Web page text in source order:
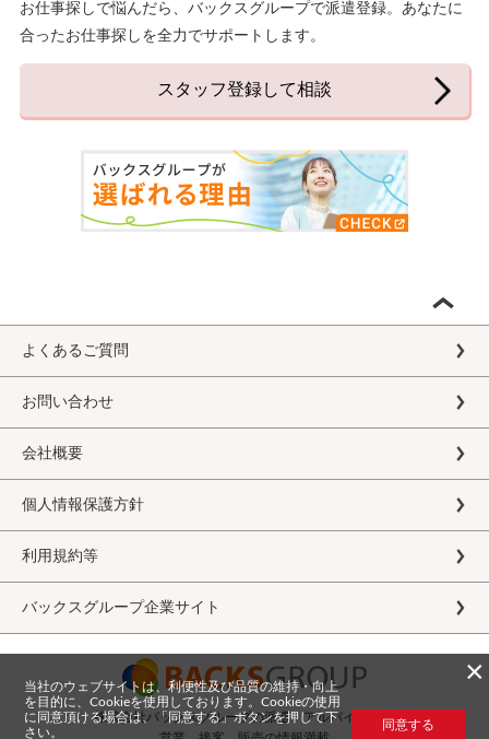
お仕事探しで悩んだら、バックスグループで派遣登録。あなたに
合ったお仕事探しを全力でサポートします。
スタッフ登録して相談
よくあるご質問
お問い合わせ
会社概要
個人情報保護方針
利用規約等
バックスグループ企業サイト
株式会社バックスグループの派遣・アルバイト求人
×
当社のウェブサイトは、利便性及び品質の維持・向上
を目的に、Cookieを使用しております。Cookieの使用
に同意頂ける場合は、「同意する」ボタンを押して下
さい。
同意する